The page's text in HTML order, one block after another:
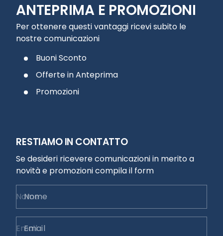
ANTEPRIMA E PROMOZIONI
Per ottenere questi vantaggi ricevi subito le
nostre comunicazioni
Buoni Sconto
Offerte in Anteprima
Promozioni
RESTIAMO IN CONTATTO
Se desideri ricevere comunicazioni in merito a
novità e promozioni compila il form
Nome
Email